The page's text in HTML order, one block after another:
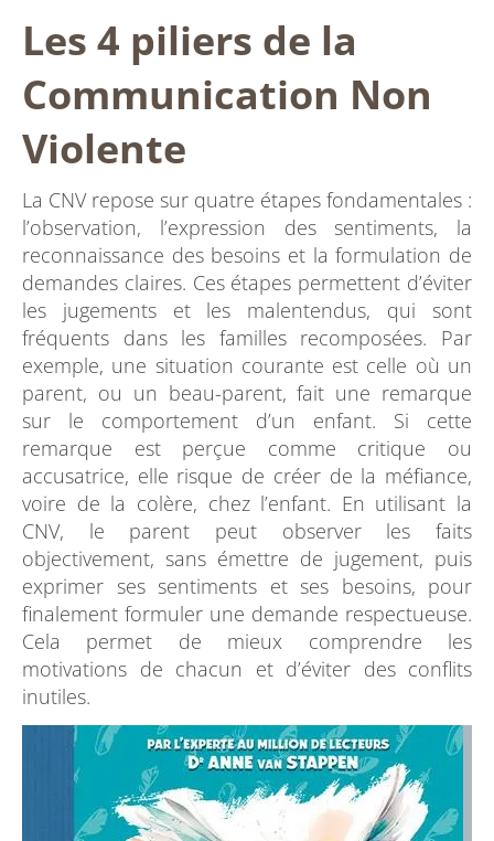
Les 4 piliers de la
Communication Non
Violente
La CNV repose sur quatre étapes fondamentales :
l’observation, l’expression des sentiments, la
reconnaissance des besoins et la formulation de
demandes claires. Ces étapes permettent d’éviter
les jugements et les malentendus, qui sont
fréquents dans les familles recomposées. Par
exemple, une situation courante est celle où un
parent, ou un beau-parent, fait une remarque
sur le comportement d’un enfant. Si cette
remarque est perçue comme critique ou
accusatrice, elle risque de créer de la méfiance,
voire de la colère, chez l’enfant. En utilisant la
CNV, le parent peut observer les faits
objectivement, sans émettre de jugement, puis
exprimer ses sentiments et ses besoins, pour
finalement formuler une demande respectueuse.
Cela permet de mieux comprendre les
motivations de chacun et d’éviter des conflits
inutiles.